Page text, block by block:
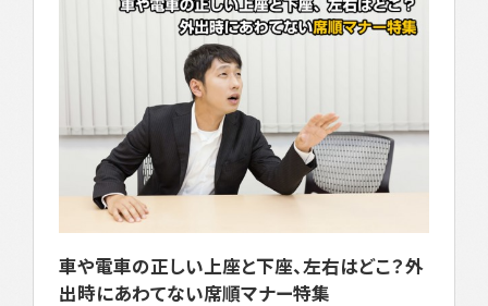
車や電車の正しい上座と下座、左右はどこ？外
出時にあわてない席順マナー特集